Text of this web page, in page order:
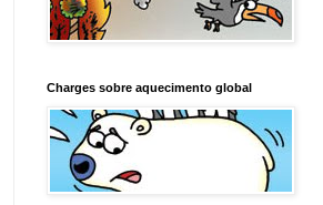
Charges sobre aquecimento global